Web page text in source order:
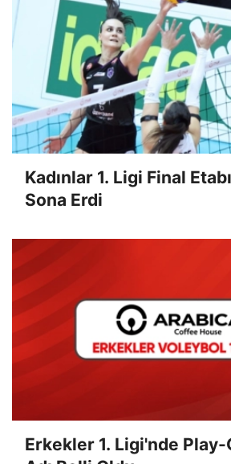
Kadınlar 1. Ligi Final
Sona Erdi
Erkekler 1. Ligi'nde